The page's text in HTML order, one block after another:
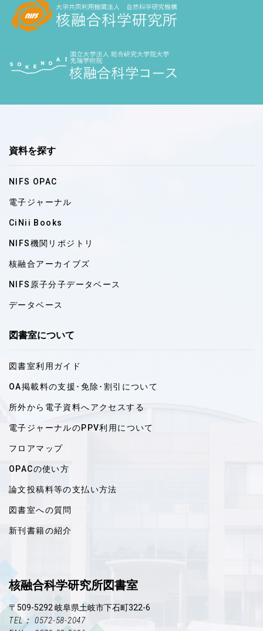
資料を探す
NIFS OPAC
電子ジャーナル
CiNii Books
NIFS機関リポジトリ
核融合アーカイブズ
NIFS原子分子データベース
データベース
図書室について
図書室利用ガイド
OA掲載料の支援･免除･割引について
所外から電子資料へアクセスする
電子ジャーナルのPPV利用について
フロアマップ
OPACの使い方
論文投稿料等の支払い方法
図書室への質問
新刊書籍の紹介
核融合科学研究所図書室
〒509-5292 岐阜県土岐市下石町322-6
TEL： 0572-58-2047